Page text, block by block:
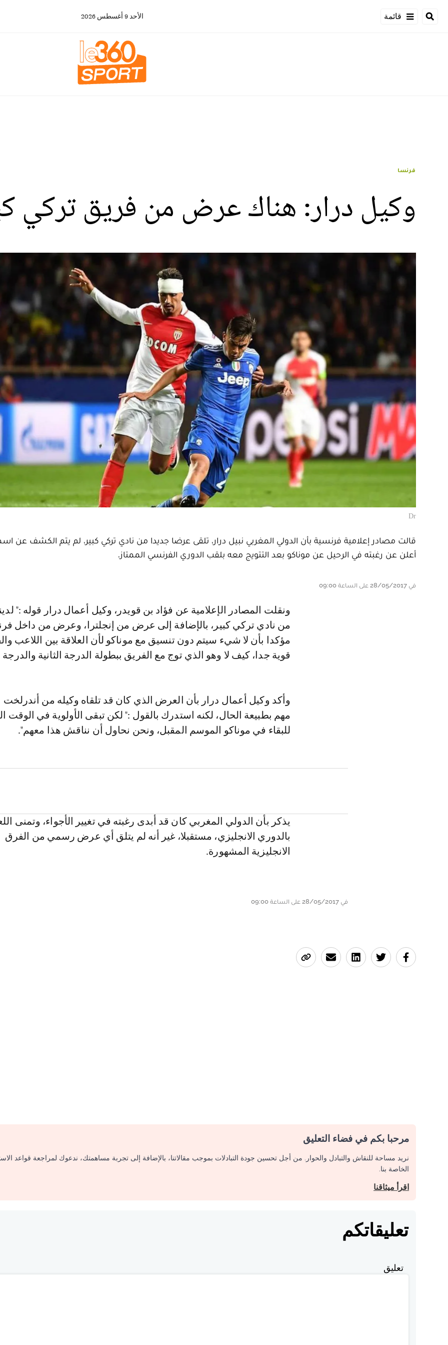
قائمة الأحد 9 أغسطس 2026
فرنسا
وكيل درار: هناك عرض من فريق تركي
Dr
قالت مصادر إعلامية فرنسية بأن الدولي المغربي نبيل درار، تلقى عرضا جديدا من نادي تركي كبير، لم يتم الكشف عن
أعلن عن رغبته في الرحيل عن موناكو بعد التتويج معه بلقب الدوري الفرنسي الممتاز.
في 28/05/2017 على الساعة 09:00
ونقلت المصادر الإعلامية عن فؤاد بن قويدر، وكيل أعمال درار قوله :" لدينا عرض
من نادي تركي كبير، بالإضافة إلى عرض من إنجلترا، وعرض من داخل
مؤكدا بأن لا شيء سيتم دون تنسيق مع موناكو لأن العلاقة بين اللاعب
قوية جدا، كيف لا وهو الذي توج مع الفريق ببطولة الدرجة الثانية والدرجة
وأكد وكيل أعمال درار بأن العرض الذي كان قد تلقاه وكيله من أندرلخت
مهم بطبيعة الحال، لكنه استدرك بالقول :" لكن تبقى الأولوية في الوقت
للبقاء في موناكو الموسم المقبل، ونحن نحاول أن نناقش هذا معهم".
يذكر بأن الدولي المغربي كان قد أبدى رغبته في تغيير الأجواء، وتمنى
بالدوري الانجليزي، مستقبلا، غير أنه لم يتلق أي عرض رسمي من الفرق
الانجليزية المشهورة.
في 28/05/2017 على الساعة 09:00
مرحبا بكم في فضاء التعليق
نريد مساحة للنقاش والتبادل والحوار. من أجل تحسين جودة التبادلات بموجب مقالاتنا، بالإضافة إلى تجربة مساهمتك، ندعوك لمراجعة قواعد
الخاصة بنا.
اقرأ ميثاقنا
تعليقاتكم
تعليق